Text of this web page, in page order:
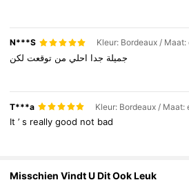
N***S
جميلة جدا احلي من توقعت لكن
T***a
It’s reallygood not bad
Misschien Vindt U Dit Ook Leuk